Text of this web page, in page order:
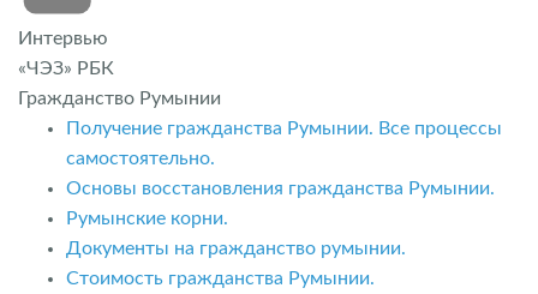
Интервью
«ЧЭЗ» РБК
Гражданство Румынии
Получение гражданства Румынии. Все процессы
самостоятельно.
Основы восстановления гражданства Румынии.
Румынские корни.
Документы на гражданство румынии.
Стоимость гражданства Румынии.